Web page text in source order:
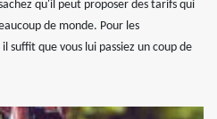
qu'il peut proposer des tarifs qui
de monde. Pour les
suffit que vous lui passiez un coup de